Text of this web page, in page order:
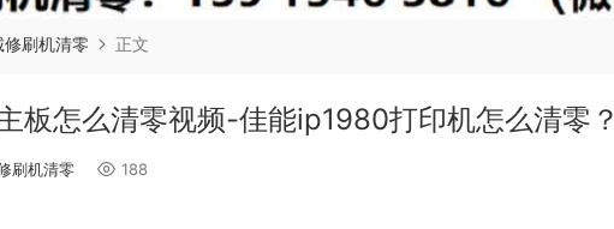
修刷机清零 正文
板怎么清零视频-佳能ip1980打印机怎么清零？
刷机清零 188